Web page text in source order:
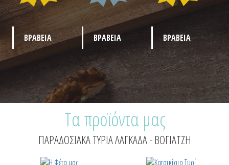
ΒΡΑΒΕΙΑ ΒΡΑΒΕΙΑ ΒΡΑΒΕΙΑ
Τα προϊόντα μας
ΠΑΡΑΔΟΣΙΑΚΑ ΤΥΡΙΑ ΛΑΓΚΑΔΑ - ΒΟΓΙΑΤΖΗ